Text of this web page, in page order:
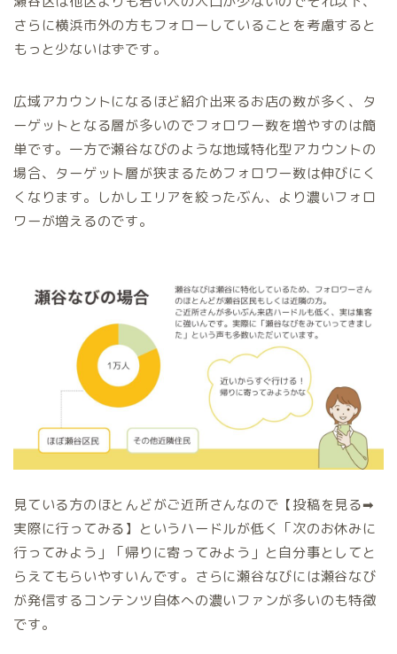
さらに横浜市外の方もフォローしていることを考慮すると
もっと少ないはずです。
広域アカウントになるほど紹介出来るお店の数が多く、タ
ーゲットとなる層が多いのでフォロワー数を増やすのは簡
単です。一方で瀬谷なびのような地域特化型アカウントの
場合、ターゲット層が狭まるためフォロワー数は伸びにく
くなります。しかしエリアを絞ったぶん、より濃いフォロ
ワーが増えるのです。
見ている方のほとんどがご近所さんなので【投稿を見る➡
実際に行ってみる】というハードルが低く「次のお休みに
行ってみよう」「帰りに寄ってみよう」と自分事としてと
らえてもらいやすいんです。さらに瀬谷なびには瀬谷なび
が発信するコンテンツ自体への濃いファンが多いのも特徴
です。